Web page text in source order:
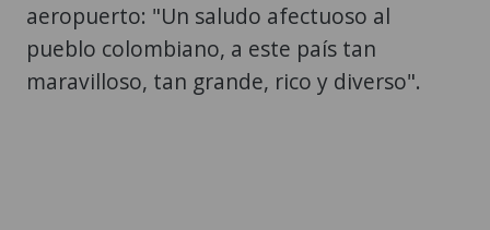
maravilloso, tan grande, rico y diverso".